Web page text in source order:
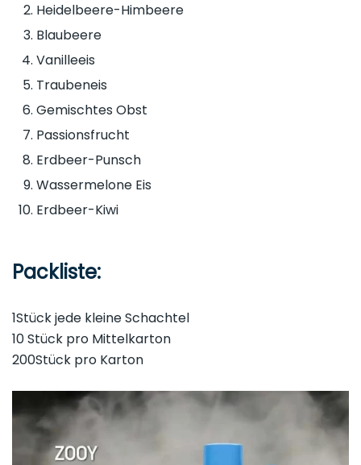
Heidelbeere-Himbeere
Blaubeere
Vanilleeis
Traubeneis
Gemischtes Obst
Passionsfrucht
Erdbeer-Punsch
Wassermelone Eis
Erdbeer-Kiwi
Packliste:
1Stück jede kleine Schachtel
10 Stück pro Mittelkarton
200Stück pro Karton